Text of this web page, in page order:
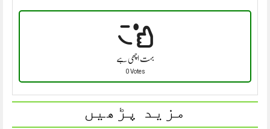
بہت اچھی ہے
0 Votes
مزید پڑھیں